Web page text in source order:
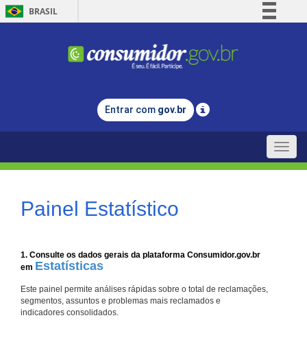
BRASIL
Comunica BR
Legislação
Entrar com gov.br
Toggle
Painel Estatístico
1. Consulte os dados gerais da plataforma Consumidor.gov.br
em Estatísticas
Este painel permite análises rápidas sobre o total de reclamações,
segmentos, assuntos e problemas mais reclamados e
indicadores consolidados.